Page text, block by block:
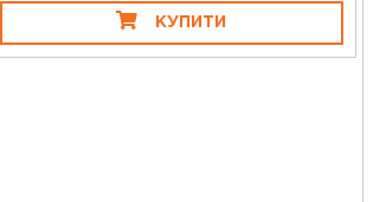
КУПИТИ